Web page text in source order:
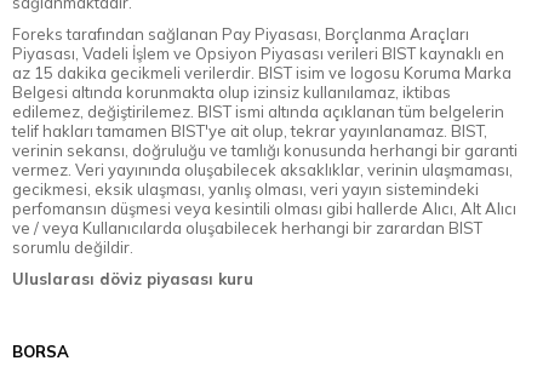
Foreks tarafından sağlanan Pay Piyasası, Borçlanma Araçları
Piyasası, Vadeli İşlem ve Opsiyon Piyasası verileri BIST kaynaklı en
az 15 dakika gecikmeli verilerdir. BIST isim ve logosu Koruma Marka
Belgesi altında korunmakta olup izinsiz kullanılamaz, iktibas
edilemez, değiştirilemez. BIST ismi altında açıklanan tüm belgelerin
telif hakları tamamen BIST'ye ait olup, tekrar yayınlanamaz. BIST,
verinin sekansı, doğruluğu ve tamlığı konusunda herhangi bir garanti
vermez. Veri yayınında oluşabilecek aksaklıklar, verinin ulaşmaması,
gecikmesi, eksik ulaşması, yanlış olması, veri yayın sistemindeki
perfomansın düşmesi veya kesintili olması gibi hallerde Alıcı, Alt Alıcı
ve / veya Kullanıcılarda oluşabilecek herhangi bir zarardan BIST
sorumlu değildir.
Uluslarası döviz piyasası kuru
BORSA